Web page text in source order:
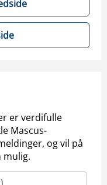
er verdifulle
Mascus-
og vil på
mulig.